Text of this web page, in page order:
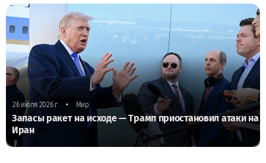
26 июля 2026 г. • Мир
Запасы ракет на исходе — Трамп приостановил атаки на
Иран